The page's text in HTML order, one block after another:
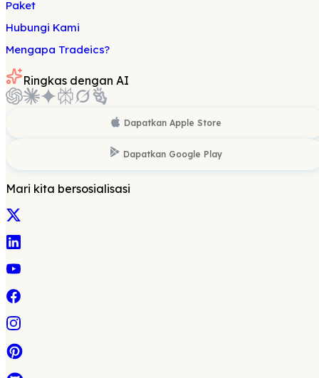
Paket
Hubungi Kami
Mengapa Tradeics?
Ringkas dengan AI
Dapatkan Apple Store
Dapatkan Google Play
Mari kita bersosialisasi